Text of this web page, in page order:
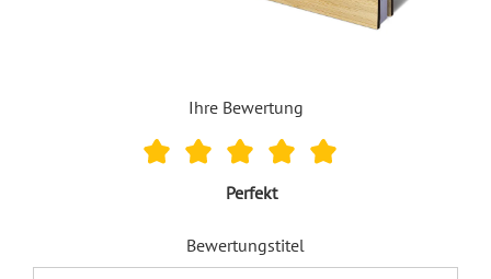
Ihre Bewertung
Perfekt
Bewertungstitel